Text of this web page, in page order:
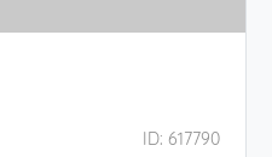
ID: 617790